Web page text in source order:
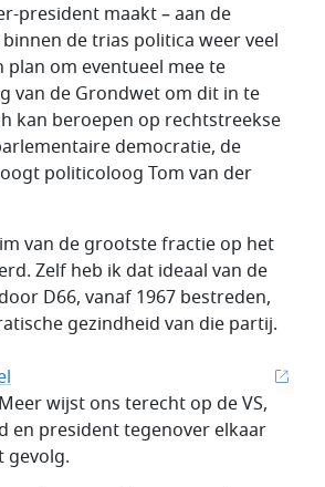
president maakt – aan de
de trias politica weer veel
om eventueel mee te
van de Grondwet om dit in te
kan beroepen op rechtstreekse
democratie, de
politicoloog Tom van der
van de grootste fractie op het
Zelf heb ik dat ideaal van de
D66, vanaf 1967 bestreden,
gezindheid van die partij.
wijst ons terecht op de VS,
en president tegenover elkaar
gevolg.